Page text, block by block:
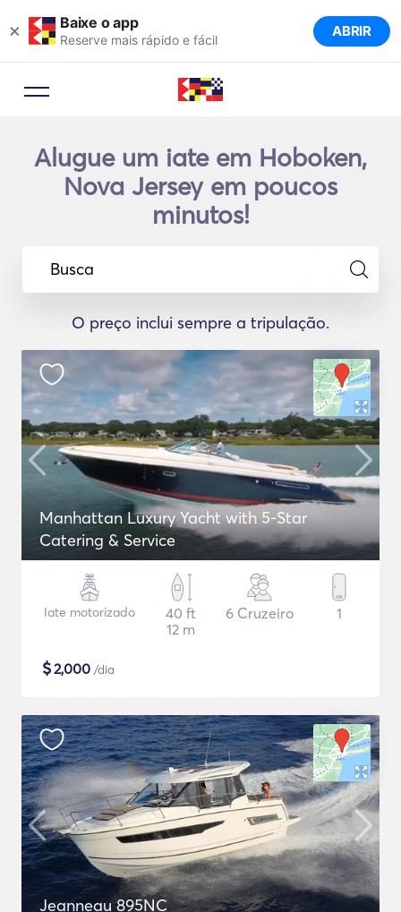
× Baixe o app
Reserve mais rápido e fácil ABRIR
Alugue um iate em Hoboken,
Nova Jersey em poucos
minutos!
Busca
O preço inclui sempre a tripulação.
Manhattan Luxury Yacht with 5-Star
Catering & Service
Iate motorizado
40 ft
12 m
6 Cruzeiro 1
$2,000 /dia
Jeanneau 895NC